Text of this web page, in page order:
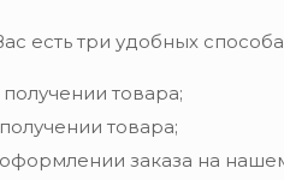
есть три удобных способа
товара;
товара;
заказа на